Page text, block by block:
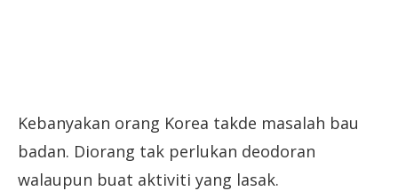
Kebanyakan orang Korea takde masalah bau
badan. Diorang tak perlukan deodoran
walaupun buat aktiviti yang lasak.